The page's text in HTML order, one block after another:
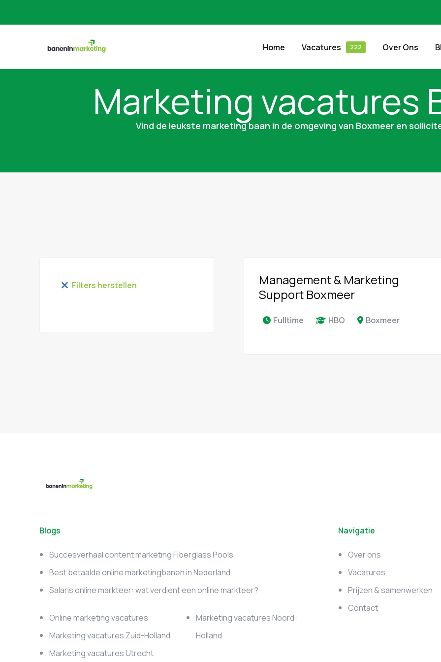
Home Vacatures Over Ons
Marketing vacatures
Vind de leukste marketing baan in de omgeving van Boxmeer en
Filters herstellen
Management & Marketing
Support Boxmeer
Fulltime HBO Boxmeer
Blogs
Succesverhaal content marketing Fiberglass Pools
Best betaalde online marketingbanen in Nederland
Salaris online markteer: wat verdient een online markteer?
Online marketing vacatures
Marketing vacatures Zuid-Holland
Marketing vacatures Utrecht
Marketing vacatures Noord-
Holland
Navigatie
Over ons
Vacatures
Prijzen & samenwerken
Contact